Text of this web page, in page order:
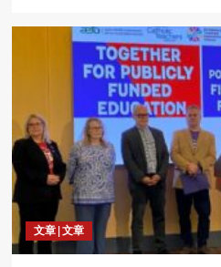
文章 | 文章